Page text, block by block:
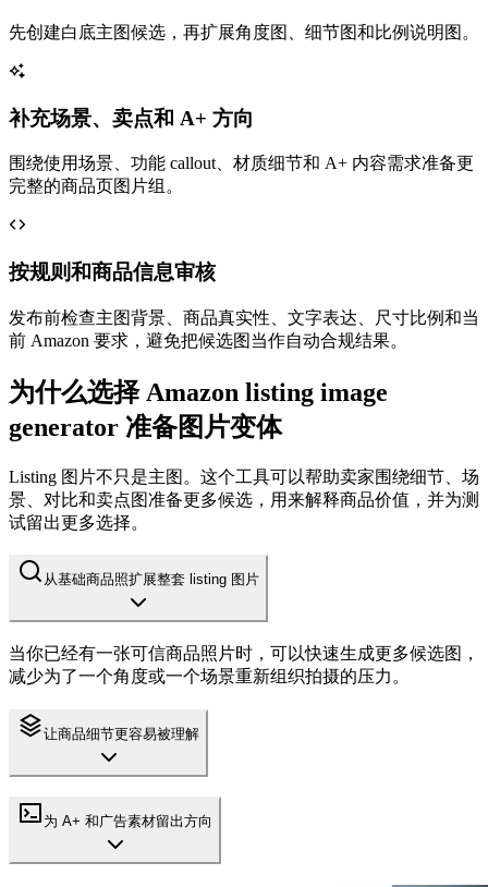
先创建白底主图候选，再扩展角度图、细节图和比例说明图。
补充场景、卖点和 A+ 方向
围绕使用场景、功能 callout、材质细节和 A+ 内容需求准备更
完整的商品页图片组。
按规则和商品信息审核
发布前检查主图背景、商品真实性、文字表达、尺寸比例和当
前 Amazon 要求，避免把候选图当作自动合规结果。
为什么选择 Amazon listing image
generator 准备图片变体
Listing 图片不只是主图。这个工具可以帮助卖家围绕细节、场
景、对比和卖点图准备更多候选，用来解释商品价值，并为测
试留出更多选择。
从基础商品照扩展整套 listing 图片
当你已经有一张可信商品照片时，可以快速生成更多候选图，
减少为了一个角度或一个场景重新组织拍摄的压力。
让商品细节更容易被理解
为 A+ 和广告素材留出方向